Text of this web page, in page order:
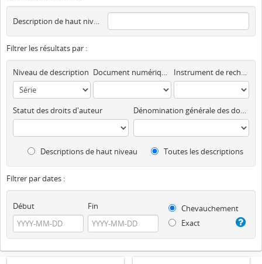
Description de haut niveau
Filtrer les résultats par :
Niveau de description Document numérique disponible Instrument de recherche
Statut des droits d'auteur Dénomination générale des documents
Descriptions de haut niveau Toutes les descriptions
Filtrer par dates :
Début Fin
Chevauchement
Exact